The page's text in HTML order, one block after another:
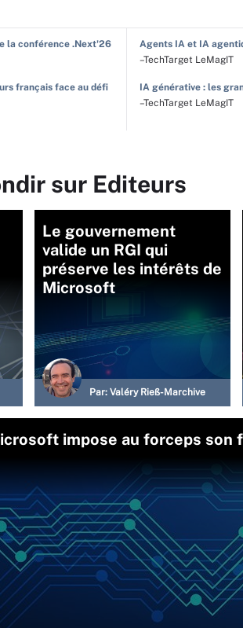
la conférence .Next'26
Agents IA et IA
–TechTarget LeMagIT
français face au défi
IA générative : les
–TechTarget LeMagIT
sur Editeurs
Le gouvernement
valide un RGI qui
préserve les intérêts de
Microsoft
Par: Valéry Rieß-Marchive
impose au forceps son